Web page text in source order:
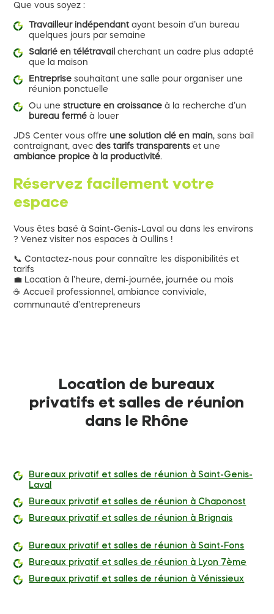
Que vous soyez :
Travailleur indépendantayant besoin d’un bureau
quelques jours par semaine
Salarié en télétravail cherchant un cadre plus adapté
que la maison
Entreprise souhaitant une salle pour organiser une
réunion ponctuelle
Ou unestructure en croissance à la recherche d’un
bureau fermé à louer
JDS Center vous offre une solution clé en main, sans bail
contraignant, avec des tarifs transparents et une
ambiance propice à la productivité.
Réservez facilement votre
espace
Vous êtes basé à Saint-Genis-Laval ou dans les environs
? Venez visiter nos espaces à Oullins !
📞 Contactez-nous pour connaître les disponibilités et
tarifs
💼 Location à l’heure, demi-journée, journée ou mois
☕ Accueil professionnel, ambiance conviviale,
communauté d’entrepreneurs
Location de bureaux
privatifs et salles de réunion
dans le Rhône
Bureaux privatif et salles de réunion à Saint-Genis-
Laval
Bureaux privatif et salles de réunion à Chaponost
Bureaux privatif et salles de réunion à Brignais
Bureaux privatif et salles de réunion à Saint-Fons
Bureaux privatif et salles de réunion à Lyon 7ème
Bureaux privatif et salles de réunion à Vénissieux